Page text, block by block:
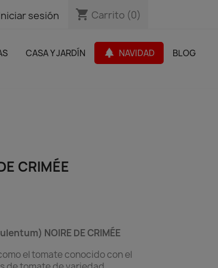
sesión shopping_cart Carrito (0)
sesión shopping_cart Carrito (0)
CASA Y JARDÍN park NAVIDAD BLOG
CRIMÉE
NOIRE DE CRIMÉE
el tomate conocido con el